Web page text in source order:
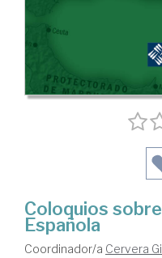
Coloquios
Española
Coordinador/a Cervera